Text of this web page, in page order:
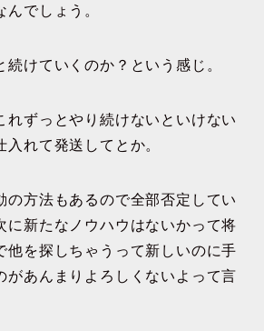
でしょう。
続けていくのか？という感じ。
れずっとやり続けないといけない
入れて発送してとか。
の方法もあるので全部否定してい
に新たなノウハウはないかって将
他を探しちゃうって新しいのに手
があんまりよろしくないよって言